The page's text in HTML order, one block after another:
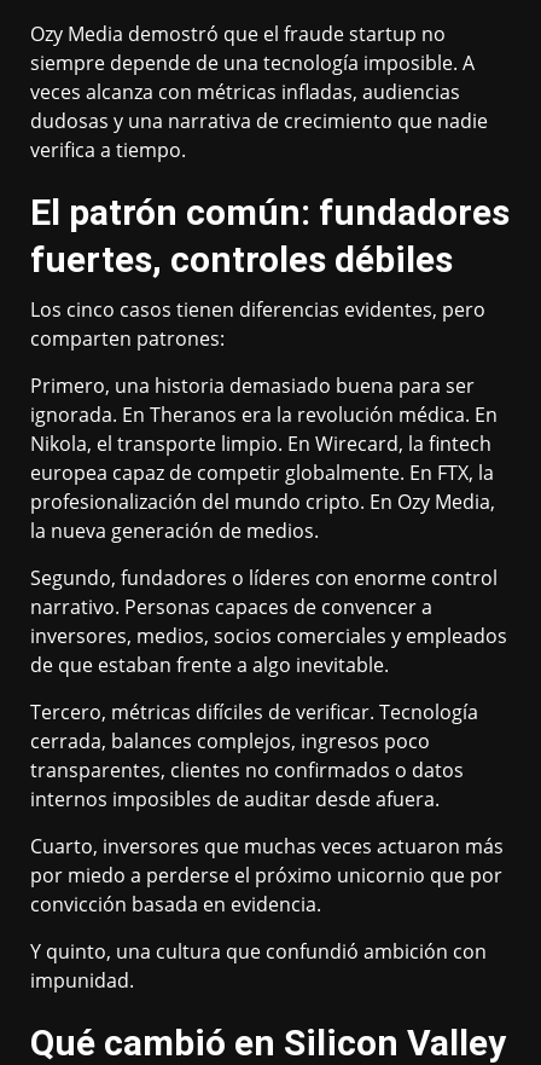
Ozy Media demostró que el fraude startup no
siempre depende de una tecnología imposible. A
veces alcanza con métricas infladas, audiencias
dudosas y una narrativa de crecimiento que nadie
verifica a tiempo.
El patrón común: fundadores
fuertes, controles débiles
Los cinco casos tienen diferencias evidentes, pero
comparten patrones:
Primero, una historia demasiado buena para ser
ignorada. En Theranos era la revolución médica. En
Nikola, el transporte limpio. En Wirecard, la fintech
europea capaz de competir globalmente. En FTX, la
profesionalización del mundo cripto. En Ozy Media,
la nueva generación de medios.
Segundo, fundadores o líderes con enorme control
narrativo. Personas capaces de convencer a
inversores, medios, socios comerciales y empleados
de que estaban frente a algo inevitable.
Tercero, métricas difíciles de verificar. Tecnología
cerrada, balances complejos, ingresos poco
transparentes, clientes no confirmados o datos
internos imposibles de auditar desde afuera.
Cuarto, inversores que muchas veces actuaron más
por miedo a perderse el próximo unicornio que por
convicción basada en evidencia.
Y quinto, una cultura que confundió ambición con
impunidad.
Qué cambió en Silicon Valley